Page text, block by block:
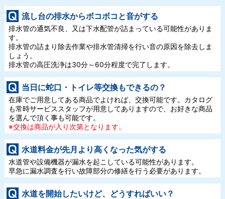
流し台の排水からボコボコと音がする
排水管の通気不良、又は下水配管が詰まっている可能性がありま
す。
排水管の詰まり除去作業や排水管清掃を行い音の原因を除去しま
しょう。
排水管の高圧洗浄は30分～60分程度で完了します。
当日に蛇口・トイレ等交換もできるの？
在庫でご用意してある商品でよければ、交換可能です。カタログ
も常時サービススタッフが用意してありますので、お好きな商品
を選んで頂く事も可能です。
※交換は商品が入り次第となります。
水道料金が先月より高くなった気がする
水道管や設備機器が漏水を起こしている可能性があります。
早急に漏水調査を行い故障部分の修繕を行う必要があります。
水道を開始したいけど、どうすればいい？